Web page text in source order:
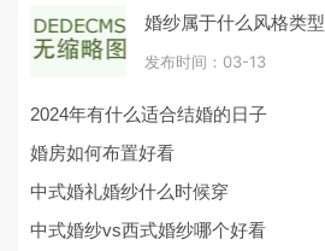
婚纱属于什么风格类型
发布时间：03-13
2024年有什么适合结婚的日子
婚房如何布置好看
中式婚礼婚纱什么时候穿
中式婚纱vs西式婚纱哪个好看